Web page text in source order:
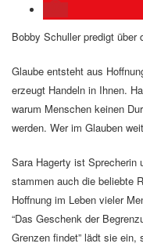
Bobby Schuller predigt über
Glaube entsteht aus
erzeugt Handeln in Ihnen.
warum Menschen keinen
werden. Wer im Glauben
Sara Hagerty ist Sprecherin
stammen auch die beliebte
Hoffnung im Leben vieler
“Das Geschenk der
Grenzen findet” lädt sie ein,